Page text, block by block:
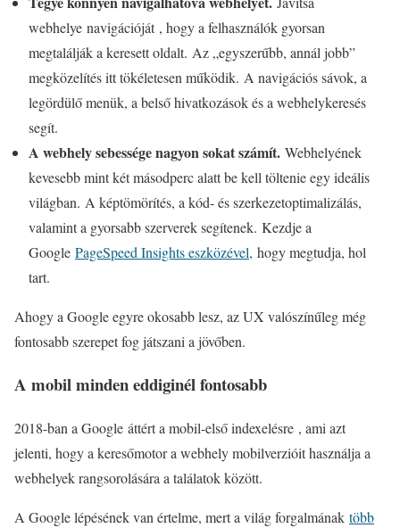
webhelye navigációját , hogy a felhasználók gyorsan
megtalálják a keresett oldalt. Az „egyszerűbb, annál jobb”
megközelítés itt tökéletesen működik. A navigációs sávok, a
legördülő menük, a belső hivatkozások és a webhelykeresés
segít.
A webhely sebessége nagyon sokat számít. Webhelyének
kevesebb mint két másodperc alatt be kell töltenie egy ideális
világban. A képtömörítés, a kód- és szerkezetoptimalizálás,
valamint a gyorsabb szerverek segítenek. Kezdje a
Google PageSpeed ​​Insights eszközével, hogy megtudja, hol
tart.
Ahogy a Google egyre okosabb lesz, az UX valószínűleg még
fontosabb szerepet fog játszani a jövőben.
A mobil minden eddiginél fontosabb
2018-ban a Google áttért a mobil-első indexelésre , ami azt
jelenti, hogy a keresőmotor a webhely mobilverzióit használja a
webhelyek rangsorolására a találatok között.
A Google lépésének van értelme, mert a világ forgalmának több